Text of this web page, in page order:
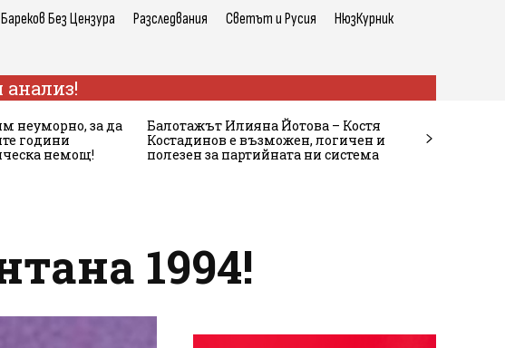
Бареков Без Цензура Разследвания Светът и Русия НюзКурник
неуморно, за да
години
немощ!
Балотажът Илияна Йотова – Костя
Костадинов е възможен, логичен и
полезен за партийната ни система
1994!